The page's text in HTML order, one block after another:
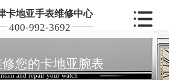
卡地亚手表维修中心
400-992-3692
您的卡地亚腕表
and repair your watch